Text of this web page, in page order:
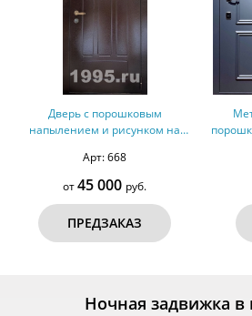
Дверь с порошковым
напылением и рисунком на
Арт: 668
от45 000 руб.
ПРЕДЗАКАЗ
Ночная задвижка в